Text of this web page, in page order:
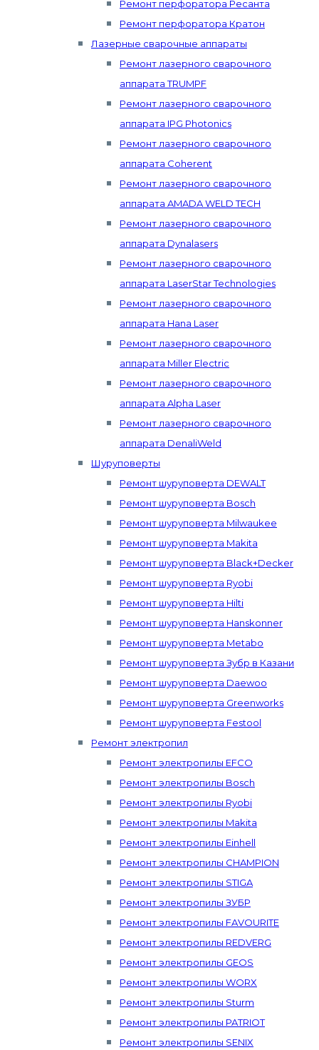
Ремонт перфоратора Ресанта
Ремонт перфоратора Кратон
Лазерные сварочные аппараты
Ремонт лазерного сварочного
аппарата TRUMPF
Ремонт лазерного сварочного
аппарата IPG Photonics
Ремонт лазерного сварочного
аппарата Coherent
Ремонт лазерного сварочного
аппарата AMADA WELD TECH
Ремонт лазерного сварочного
аппарата Dynalasers
Ремонт лазерного сварочного
аппарата LaserStar Technologies
Ремонт лазерного сварочного
аппарата Hana Laser
Ремонт лазерного сварочного
аппарата Miller Electric
Ремонт лазерного сварочного
аппарата Alpha Laser
Ремонт лазерного сварочного
аппарата DenaliWeld
Шуруповерты
Ремонт шуруповерта DEWALT
Ремонт шуруповерта Bosch
Ремонт шуруповерта Milwaukee
Ремонт шуруповерта Makita
Ремонт шуруповерта Black+Decker
Ремонт шуруповерта Ryobi
Ремонт шуруповерта Hilti
Ремонт шуруповерта Hanskonner
Ремонт шуруповерта Metabo
Ремонт шуруповерта Зубр в Казани
Ремонт шуруповерта Daewoo
Ремонт шуруповерта Greenworks
Ремонт шуруповерта Festool
Ремонт электропил
Ремонт электропилы EFCO
Ремонт электропилы Bosch
Ремонт электропилы Ryobi
Ремонт электропилы Makita
Ремонт электропилы Einhell
Ремонт электропилы CHAMPION
Ремонт электропилы STIGA
Ремонт электропилы ЗУБР
Ремонт электропилы FAVOURITE
Ремонт электропилы REDVERG
Ремонт электропилы GEOS
Ремонт электропилы WORX
Ремонт электропилы Sturm
Ремонт электропилы PATRIOT
Ремонт электропилы SENIX